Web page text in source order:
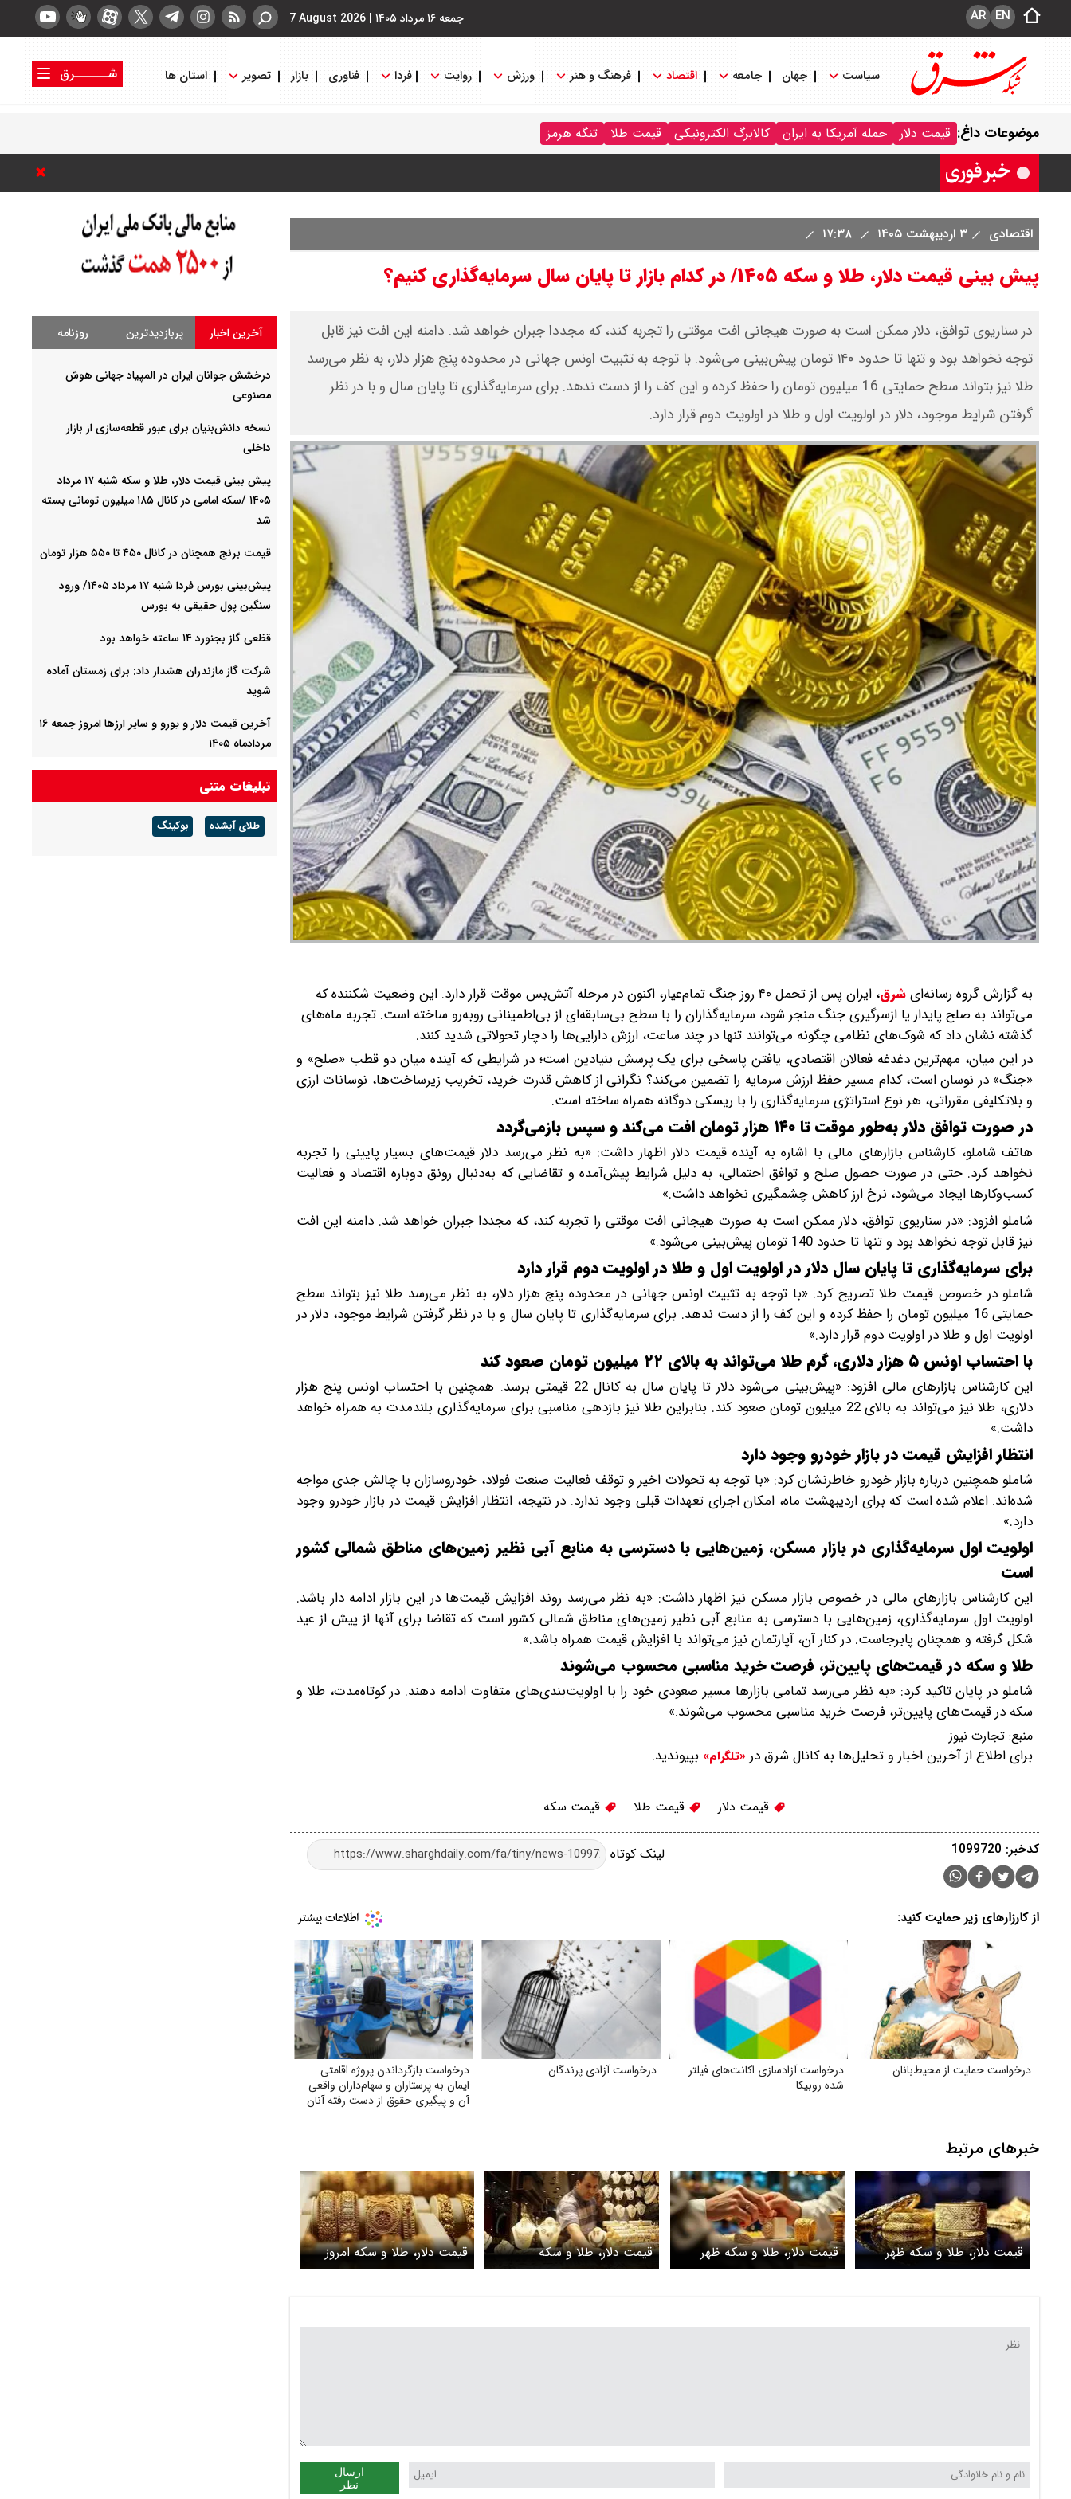
جمعه ۱۶ مرداد ۱۴۰۵ |
7 August 2026 EN
AR
سیاست جهان جامعه اقتصاد فرهنگ و هنر ورزش روایت فردا فناوری بازار تصویر استان ها
شــــــرق
موضوعات داغ: قیمت دلار حمله آمریکا به ایران کالابرگ الکترونیکی قیمت طلا تنگه هرمز
قیمت دینار عراق امروز جمعه ۱۶ مرداد ۱۴۰۵ اعلام شد + جدول
قیمت سکه امامی امروز جمعه ۱۶ مرداد ۱۴۰۵ اعلام شد/ کاهش قیمت سکه
اقتصادی ۳ اردیبهشت ۱۴۰۵
پیش بینی قیمت دلار، طلا و سکه ۱۴۰۵/ در کدام بازار تا پایان سال سرمایه‌گذاری کنیم؟
در سناریوی توافق، دلار ممکن است به صورت هیجانی افت موقتی را تجربه کند، که مجددا جبران خواهد شد. دامنه این افت نیز قابل
توجه نخواهد بود و تنها تا حدود ۱۴۰ تومان پیش‌بینی می‌شود. با توجه به تثبیت اونس جهانی در محدوده پنج هزار دلار، به نظر می‌رسد
طلا نیز بتواند سطح حمایتی 16 میلیون تومان را حفظ کرده و این کف را از دست ندهد. برای سرمایه‌گذاری تا پایان سال و با در نظر
گرفتن شرایط موجود، دلار در اولویت اول و طلا در اولویت دوم قرار دارد.
به گزارش گروه رسانه‌ایشرق،
ایران پس از تحمل ۴۰ روز جنگ تمام‌عیار، اکنون در مرحله آتش‌بس موقت قرار دارد. این وضعیت شکننده که
می‌تواند به صلح پایدار یا ازسرگیری جنگ منجر شود، سرمایه‌گذاران را با سطح بی‌سابقه‌ای از بی‌اطمینانی روبه‌رو ساخته است. تجربه ماه‌های
گذشته نشان داد که شوک‌های نظامی چگونه می‌توانند تنها در چند ساعت، ارزش دارایی‌ها را دچار تحولاتی شدید کنند.
در این میان، مهم‌ترین دغدغه فعالان اقتصادی، یافتن پاسخی برای یک پرسش بنیادین است؛ در شرایطی که آینده میان دو قطب «صلح» و
«جنگ» در نوسان است، کدام مسیر حفظ ارزش سرمایه را تضمین می‌کند؟ نگرانی از کاهش قدرت خرید، تخریب زیرساخت‌ها، نوسانات ارزی
و بلاتکلیفی مقرراتی، هر نوع استراتژی سرمایه‌گذاری را با ریسکی دوگانه همراه ساخته است.
در صورت توافق دلار به‌طور موقت تا ۱۴۰ هزار تومان افت می‌کند و سپس بازمی‌گردد
هاتف شاملو، کارشناس بازارهای مالی با اشاره به آینده قیمت دلار اظهار داشت: «به نظر می‌رسد دلار قیمت‌های بسیار پایینی را تجربه
نخواهد کرد. حتی در صورت حصول صلح و توافق احتمالی، به دلیل شرایط پیش‌آمده و تقاضایی که به‌دنبال رونق دوباره اقتصاد و فعالیت
کسب‌وکارها ایجاد می‌شود، نرخ ارز کاهش چشمگیری نخواهد داشت.»
شاملو افزود: «در سناریوی توافق، دلار ممکن است به صورت هیجانی افت موقتی را تجربه کند، که مجددا جبران خواهد شد. دامنه این افت
نیز قابل توجه نخواهد بود و تنها تا حدود 140 تومان پیش‌بینی می‌شود.»
برای سرمایه‌گذاری تا پایان سال دلار در اولویت اول و طلا در اولویت دوم قرار دارد
شاملو در خصوص قیمت طلا تصریح کرد: «با توجه به تثبیت اونس جهانی در محدوده پنج هزار دلار، به نظر می‌رسد طلا نیز بتواند سطح
حمایتی 16 میلیون تومان را حفظ کرده و این کف را از دست ندهد. برای سرمایه‌گذاری تا پایان سال و با در نظر گرفتن شرایط موجود، دلار در
اولویت اول و طلا در اولویت دوم قرار دارد.»
با احتساب اونس ۵ هزار دلاری، گرم طلا می‌تواند به بالای ۲۲ میلیون تومان صعود کند
این کارشناس بازارهای مالی افزود: «پیش‌بینی می‌شود دلار تا پایان سال به کانال 22 قیمتی برسد. همچنین با احتساب اونس پنج هزار
دلاری، طلا نیز می‌تواند به بالای 22 میلیون تومان صعود کند. بنابراین طلا نیز بازدهی مناسبی برای سرمایه‌گذاری بلندمدت به همراه خواهد
داشت.»
انتظار افزایش قیمت در بازار خودرو وجود دارد
شاملو همچنین درباره بازار خودرو خاطرنشان کرد: «با توجه به تحولات اخیر و توقف فعالیت صنعت فولاد، خودروسازان با چالش جدی مواجه
شده‌اند. اعلام شده است که برای اردیبهشت ماه، امکان اجرای تعهدات قبلی وجود ندارد. در نتیجه، انتظار افزایش قیمت در بازار خودرو وجود
دارد.»
اولویت اول سرمایه‌گذاری در بازار مسکن، زمین‌هایی با دسترسی به منابع آبی نظیر زمین‌های مناطق شمالی کشور
است
این کارشناس بازارهای مالی در خصوص بازار مسکن نیز اظهار داشت: «به نظر می‌رسد روند افزایش قیمت‌ها در این بازار ادامه دار باشد.
اولویت اول سرمایه‌گذاری، زمین‌هایی با دسترسی به منابع آبی نظیر زمین‌های مناطق شمالی کشور است که تقاضا برای آنها از پیش از عید
شکل گرفته و همچنان پابرجاست. در کنار آن، آپارتمان نیز می‌تواند با افزایش قیمت همراه باشد.»
طلا و سکه در قیمت‌های پایین‌تر، فرصت خرید مناسبی محسوب می‌شوند
شاملو در پایان تاکید کرد: «به نظر می‌رسد تمامی بازارها مسیر صعودی خود را با اولویت‌بندی‌های متفاوت ادامه دهند. در کوتاه‌مدت، طلا و
سکه در قیمت‌های پایین‌تر، فرصت خرید مناسبی محسوب می‌شوند.»
منبع: تجارت نیوز
برای اطلاع از آخرین اخبار و تحلیل‌ها به کانال شرق در «تلگرام» بپیوندید.
قیمت دلار قیمت طلا قیمت سکه
لینک کوتاه کدخبر: 1099720
از کارزارهای زیر حمایت کنید:
درخواست حمایت از محیط‌بانان
درخواست آزادسازی اکانت‌های فیلتر
شده روبیکا
درخواست آزادی پرندگان
درخواست بازگرداندن پروژه اقامتی
ایمان به پرستاران و سهام‌داران واقعی
آن و پیگیری حقوق از دست رفته آنان
خبرهای مرتبط
قیمت دلار، طلا و سکه ظهر
امروز چهارشنبه ۲ اردیبهشت
قیمت دلار، طلا و سکه ظهر
امروز دوشنبه ۳۱ فروردین ۱۴۰۵
قیمت دلار، طلا و سکه
ظهرامروز چهارشنبه ۲۶ فروردین
قیمت دلار، طلا و سکه امروز
شنبه ۲۲ فروردین ۱۴۰۵ / ریزش
ارسال
نظر
آخرین اخبار پربازدیدترین روزنامه
درخشش جوانان ایران در المپیاد جهانی هوش
مصنوعی
نسخه دانش‌بنیان برای عبور قطعه‌سازی از بازار
داخلی
پیش ‌بینی قیمت دلار، طلا و سکه شنبه ۱۷ مرداد
۱۴۰۵ /سکه امامی در کانال ۱۸۵ میلیون تومانی بسته
شد
قیمت برنج همچنان در کانال ۴۵۰ تا ۵۵۰ هزار تومان
پیش‌بینی بورس فردا شنبه ۱۷ مرداد ۱۴۰۵/ ورود
سنگین پول حقیقی به بورس
قظعی گاز بجنورد ۱۴ ساعته خواهد بود
شرکت گاز مازندران هشدار داد: برای زمستان آماده
شوید
آخرین قیمت دلار و یورو و سایر ارزها امروز جمعه ۱۶
مردادماه ۱۴۰۵
آخرین قیمت طلا و سکه امروز جمعه ۱۶ مرداد ۱۴۰۵/
هر اونس طلا ۴ هزار و ٢٩٣ دلار معامله شد
مراقب حواله‌های صوری خودروهای وارداتی باشید
تبلیغات متنی
طلای آبشده بوکینگ